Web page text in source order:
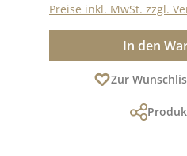
Preise inkl. MwSt. zzgl.
In den
Zur